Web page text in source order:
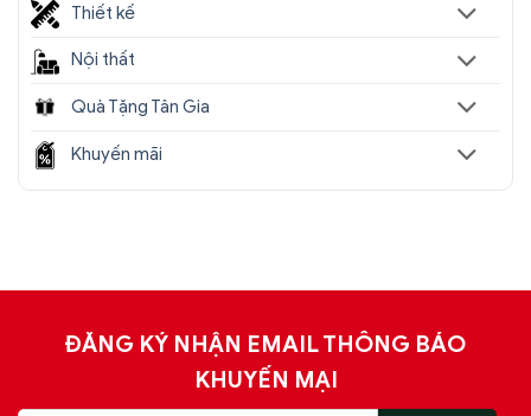
Thiết kế
Nội thất
Quà Tặng Tân Gia
Khuyến mãi
ĐĂNG KÝ NHẬN EMAIL THÔNG BÁO
KHUYẾN MẠI